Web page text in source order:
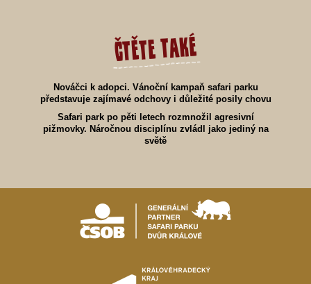
čtěte také
Nováčci k adopci. Vánoční kampaň safari parku
představuje zajímavé odchovy i důležité posily chovu
Safari park po pěti letech rozmnožil agresivní
pižmovky. Náročnou disciplínu zvládl jako jediný na
světě